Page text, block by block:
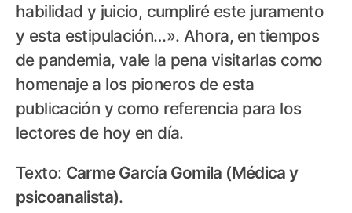
habilidad y juicio, cumpliré este juramento
y esta estipulación…». Ahora, en tiempos
de pandemia, vale la pena visitarlas como
homenaje a los pioneros de esta
publicación y como referencia para los
lectores de hoy en día.
Texto: Carme García Gomila (Médica y
psicoanalista).